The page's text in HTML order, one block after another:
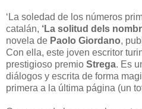
‘La soledad de los números
catalán, ‘La solitud dels
novela de Paolo Giordano,
Con ella, este joven escritor
prestigioso premio Strega. Es
diálogos y escrita de forma
primera a la última página (un